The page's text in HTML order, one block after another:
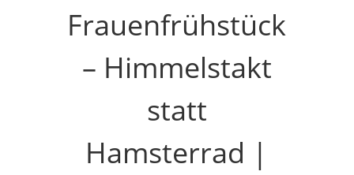
Frauenfrühstück
– Himmelstakt
statt
Hamsterrad |